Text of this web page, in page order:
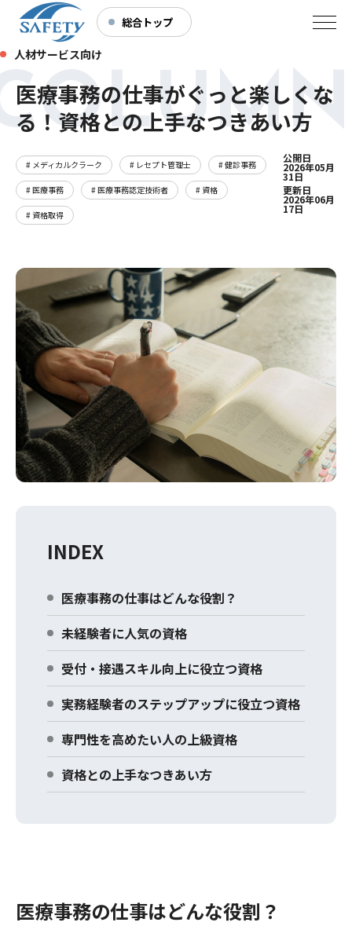
総合トップ
人材サービス向け
医療事務の仕事がぐっと楽しくな
る！資格との上手なつきあい方
# メディカルクラーク # レセプト管理士 # 健診事務
# 医療事務 # 医療事務認定技術者 # 資格
# 資格取得
公開日
2026年05月
31日
更新日
2026年06月
17日
INDEX
医療事務の仕事はどんな役割？
未経験者に人気の資格
受付・接遇スキル向上に役立つ資格
実務経験者のステップアップに役立つ資格
専門性を高めたい人の上級資格
資格との上手なつきあい方
医療事務の仕事はどんな役割？